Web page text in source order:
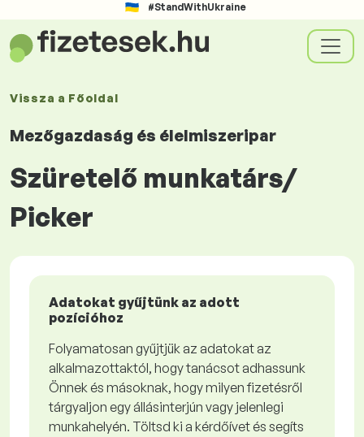
#StandWithUkraine
Vissza a Főoldal
Mezőgazdaság és élelmiszeripar
Szüretelő munkatárs/
Picker
Adatokat gyűjtünk az adott
pozícióhoz
Folyamatosan gyűjtjük az adatokat az
alkalmazottaktól, hogy tanácsot adhassunk
Önnek és másoknak, hogy milyen fizetésről
tárgyaljon egy állásinterjún vagy jelenlegi
munkahelyén. Töltsd ki a kérdőívet és segíts